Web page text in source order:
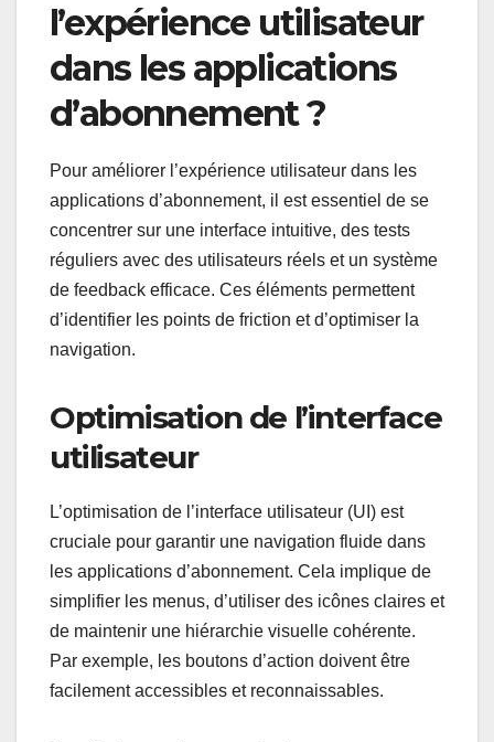
l’expérience utilisateur
dans les applications
d’abonnement ?
Pour améliorer l’expérience utilisateur dans les
applications d’abonnement, il est essentiel de se
concentrer sur une interface intuitive, des tests
réguliers avec des utilisateurs réels et un système
de feedback efficace. Ces éléments permettent
d’identifier les points de friction et d’optimiser la
navigation.
Optimisation de l’interface
utilisateur
L’optimisation de l’interface utilisateur (UI) est
cruciale pour garantir une navigation fluide dans
les applications d’abonnement. Cela implique de
simplifier les menus, d’utiliser des icônes claires et
de maintenir une hiérarchie visuelle cohérente.
Par exemple, les boutons d’action doivent être
facilement accessibles et reconnaissables.